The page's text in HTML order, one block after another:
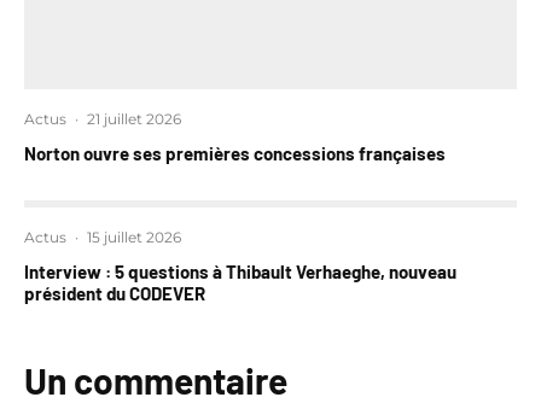
Actus · 21 juillet 2026
Norton ouvre ses premières concessions françaises
Actus · 15 juillet 2026
Interview : 5 questions à Thibault Verhaeghe, nouveau
président du CODEVER
Un commentaire